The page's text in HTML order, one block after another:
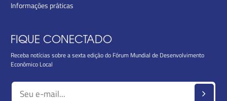
Informações práticas
FIQUE CONECTADO
Receba notícias sobre a sexta edição do Fórum Mundial de Desenvolvimento
Econômico Local